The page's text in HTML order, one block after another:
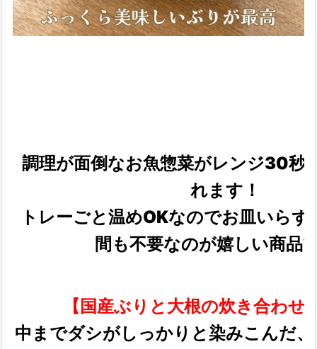
調理が面倒なお魚惣菜がレンジ30秒
れます！
トレーごと温めOKなのでお皿いらず
間も不要なのが嬉しい商品
【国産ぶりと大根の炊き合わ
中までダシがしっかりと染みこんだ